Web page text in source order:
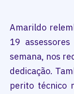
Amarildo
19
semana, nos
dedicação.
perito técnico